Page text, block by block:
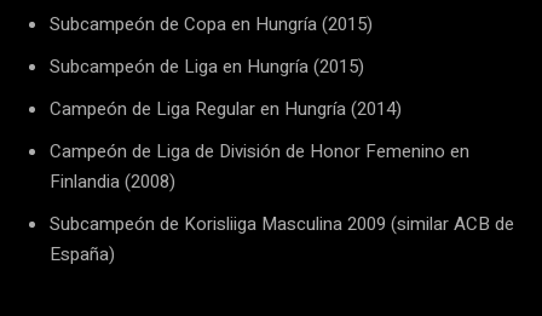
Subcampeón de Copa en Hungría (2015)
Subcampeón de Liga en Hungría (2015)
Campeón de Liga Regular en Hungría (2014)
Campeón de Liga de División de Honor Femenino en
Finlandia (2008)
Subcampeón de Korisliiga Masculina 2009 (similar ACB de
España)